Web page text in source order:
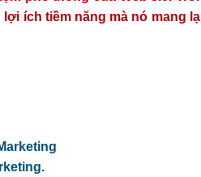
ích tiềm năng mà nó mang